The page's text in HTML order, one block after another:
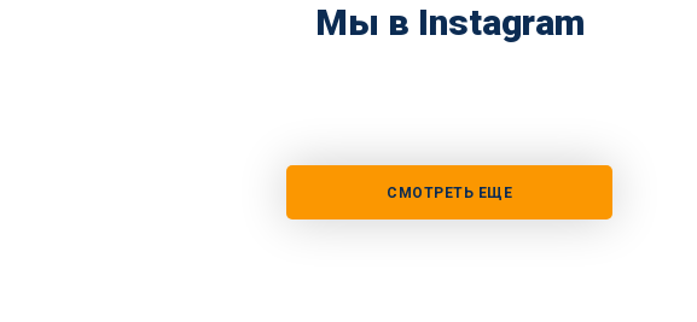
Мы в Instagram
СМОТРЕТЬ ЕЩЕ